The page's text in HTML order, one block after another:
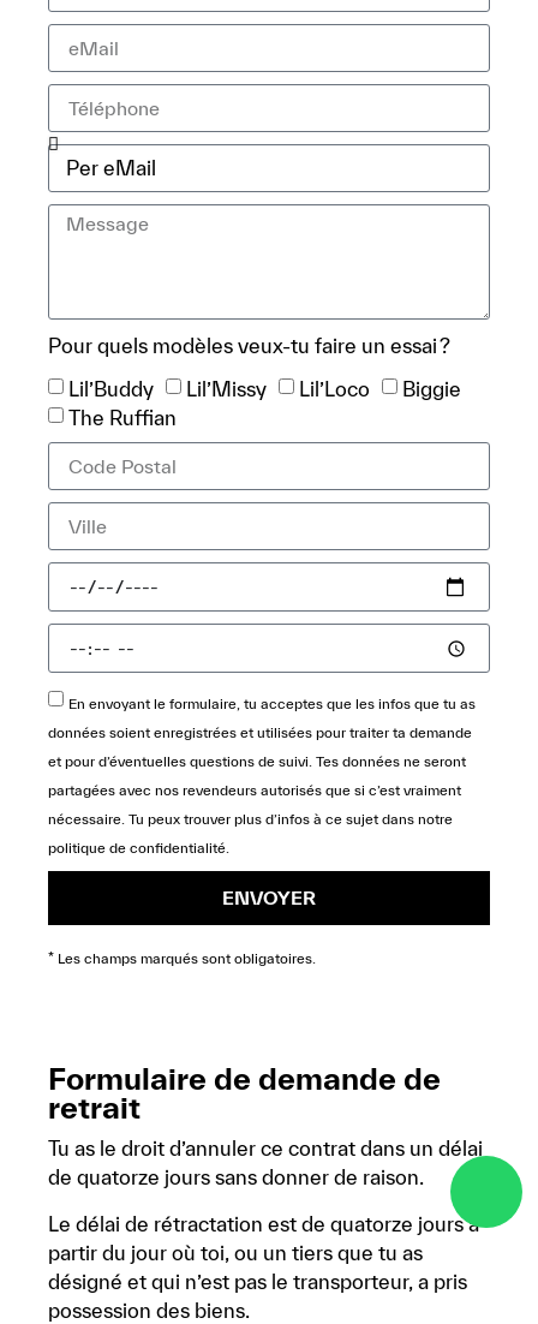
Pour quels modèles veux-tu faire un essai ?
Lil’Buddy
Lil’Missy Lil’Loco
Biggie
The Ruffian
En envoyant le formulaire, tu acceptes que les infos que tu as
données soient enregistrées et utilisées pour traiter ta demande
et pour d’éventuelles questions de suivi. Tes données ne seront
partagées avec nos revendeurs autorisés que si c’est vraiment
nécessaire. Tu peux trouver plus d’infos à ce sujet dans notre
politique de confidentialité
ENVOYER
* Les champs marqués sont obligatoires.
Formulaire de demande de
retrait
Tu as le droit d’annuler ce contrat dans un délai
de quatorze jours sans donner de raison.
Le délai de rétractation est de quatorze jours à
partir du jour où toi, ou un tiers que tu as
désigné et qui n’est pas le transporteur, a pris
possession des biens.